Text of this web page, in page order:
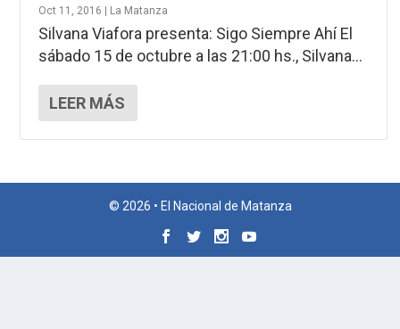
Oct 11, 2016 La Matanza
Silvana Viafora presenta: Sigo Siempre Ahí El
sábado 15 de octubre a las 21:00 hs., Silvana...
LEER MÁS
© 2026 • El Nacional de Matanza